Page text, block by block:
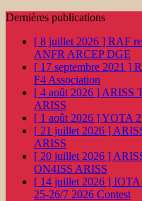
Dernières publications
[ 8 juillet 2026 ] RAF
ANFR ARCEP DGE
[ 17 septembre 2021 ]
F4 Association
[ 4 août 2026 ] ARISS
ARISS
[ 1 août 2026 ]YOTA
[ 21 juillet 2026 ]
ARISS
[ 20 juillet 2026 ]
ON4ISS ARISS
[ 14 juillet 2026 ] IOTA
25-26/7 2026 Contest